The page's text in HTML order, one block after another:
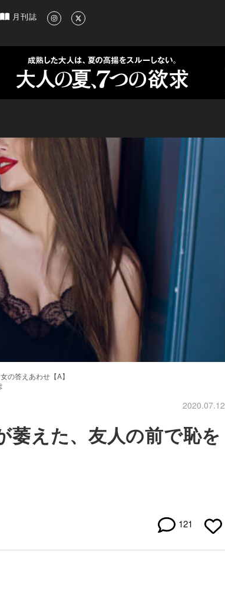
れたライフスタイル情報
月刊誌
の答えあわせ【A】
2020.07.12
萎えた、友人の前で恥を
121